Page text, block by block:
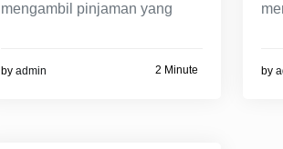
mengambil pinjaman yang
by admin 2 Minute by